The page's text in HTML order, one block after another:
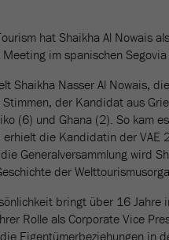
hat Shaikha Al Nowais
im spanischen
Shaikha Nasser Al Nowais,
der Kandidat aus
(6) und Ghana (2). So kam
erhielt die Kandidatin der VAE
Generalversammlung wird
der
bringt über 16 Jahre
Rolle als Corporate Vice
Eigentümerbeziehungen in